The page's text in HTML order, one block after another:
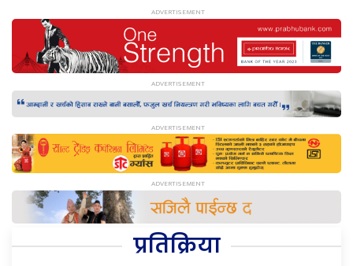
प्रतिक्रिया